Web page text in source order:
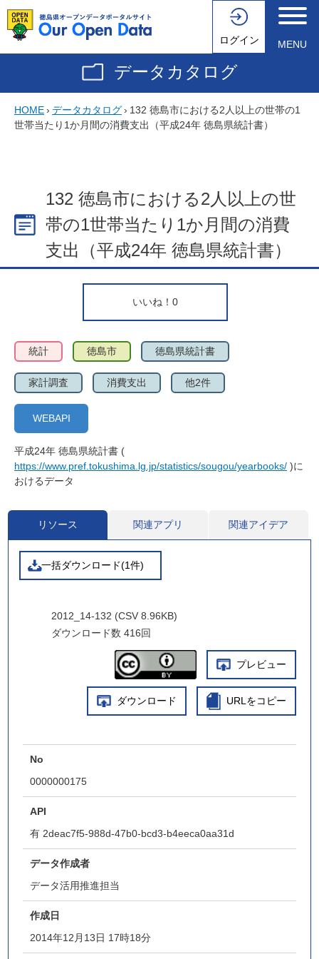
ログイン MENU
データカタログ
HOME› データカタログ› 132 徳島市における2人以上の世帯の1
世帯当たり1か月間の消費支出（平成24年 徳島県統計書）
132 徳島市における2人以上の世
帯の1世帯当たり1か月間の消費
支出（平成24年 徳島県統計書）
いいね！ 0
統計 徳島市 徳島県統計書
家計調査 消費支出 他2件
WEBAPI
平成24年 徳島県統計書 (
https://www.pref.tokushima.lg.jp/statistics/sougou/yearbooks/ )に
おけるデータ
リソース 関連アプリ 関連アイデア
一括ダウンロード(1件)
2012_14-132 (CSV 8.96KB)
ダウンロード数 416回
プレビュー
ダウンロード URLをコピー
No
0000000175
API
有 2deac7f5-988d-47b0-bcd3-b4eeca0aa31d
データ作成者
データ活用推進担当
作成日
2014年12月13日 17時18分